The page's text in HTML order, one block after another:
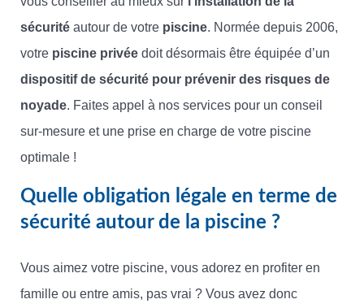
sécurité autour de votre piscine. Normée depuis 2006,
votre piscine privée doit désormais être équipée d’un
dispositif de sécurité pour prévenir des risques de
noyade. Faites appel à nos services pour un conseil
sur-mesure et une prise en charge de votre piscine
optimale !
Quelle obligation légale en terme de
sécurité autour de la piscine ?
Vous aimez votre piscine, vous adorez en profiter en
famille ou entre amis, pas vrai ? Vous avez donc